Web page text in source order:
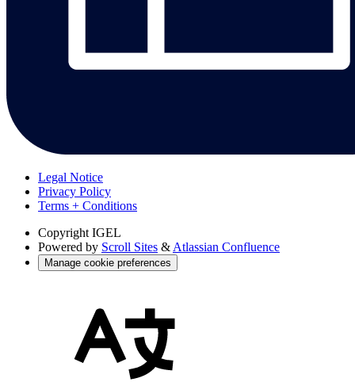
Legal Notice
Privacy Policy
Terms + Conditions
Copyright IGEL
Powered by Scroll Sites & Atlassian Confluence
Manage cookie preferences